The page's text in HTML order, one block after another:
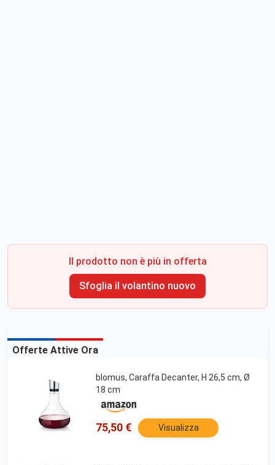
Il prodotto non è più in offerta
Sfoglia il volantino nuovo
Offerte Attive Ora
blomus, Caraffa Decanter, H 26,5 cm, Ø
18 cm
75,50 € Visualizza